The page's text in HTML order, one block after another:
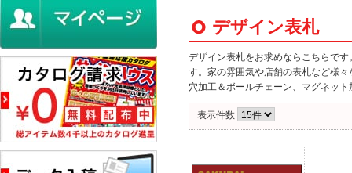
デザイン表札
デザイン表札をお求めならこちらで
す。家の雰囲気や店舗の表札など様
穴加工＆ボールチェーン、マグネッ
表示件数